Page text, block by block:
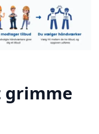
grimme